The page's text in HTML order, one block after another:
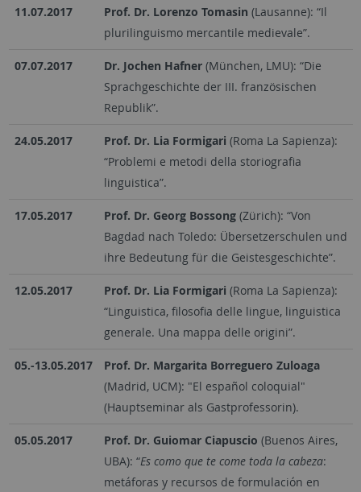
11.07.2017 Prof. Dr. Lorenzo Tomasin (Lausanne): “Il
plurilinguismo mercantile medievale”.
07.07.2017 Dr. Jochen Hafner(München, LMU): “Die
Sprachgeschichte der III. französischen
Republik”.
24.05.2017 Prof. Dr. Lia Formigari (Roma La Sapienza):
“Problemi e metodi della storiografia
linguistica”.
17.05.2017 Prof. Dr. Georg Bossong (Zürich): “Von
Bagdad nach Toledo: Übersetzerschulen und
ihre Bedeutung für die Geistesgeschichte”.
12.05.2017 Prof. Dr. Lia Formigari (Roma La Sapienza):
“Linguistica, filosofia delle lingue, linguistica
generale. Una mappa delle origini”.
05.-13.05.2017
Prof. Dr. Margarita Borreguero Zuloaga
(Madrid, UCM): "El español coloquial"
(Hauptseminar als Gastprofessorin).
05.05.2017 Prof. Dr. Guiomar Ciapuscio (Buenos Aires,
UBA): “Es como que te come toda la cabeza:
metáforas y recursos de formulación en